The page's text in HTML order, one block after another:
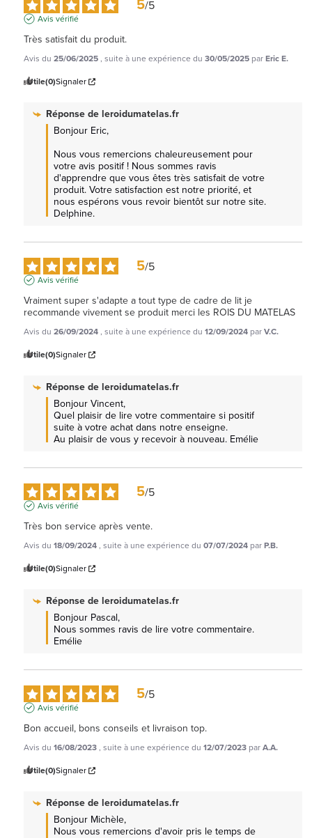
5/5
Avis vérifié
Très satisfait du produit.
Avis du 25/06/2025, suite à une expérience du 30/05/2025 parEric E.
Utile(0)Signaler
Réponse deleroidumatelas.fr
Bonjour Eric,
Nous vous remercions chaleureusement pour
votre avis positif ! Nous sommes ravis
d'apprendre que vous êtes très satisfait de votre
produit. Votre satisfaction est notre priorité, et
nous espérons vous revoir bientôt sur notre site.
Delphine.
5/5
Avis vérifié
Vraiment super s'adapte a tout type de cadre de lit je
recommande vivement se produit merci les ROIS DU MATELAS
Avis du 26/09/2024, suite à une expérience du 12/09/2024 parV.C.
Utile(0)Signaler
Réponse deleroidumatelas.fr
Bonjour Vincent,
Quel plaisir de lire votre commentaire si positif
suite à votre achat dans notre enseigne.
Au plaisir de vous y recevoir à nouveau. Emélie
5/5
Avis vérifié
Très bon service après vente.
Avis du 18/09/2024, suite à une expérience du 07/07/2024 parP.B.
Utile(0)Signaler
Réponse deleroidumatelas.fr
Bonjour Pascal,
Nous sommes ravis de lire votre commentaire.
Emélie
5/5
Avis vérifié
Bon accueil, bons conseils et livraison top.
Avis du 16/08/2023, suite à une expérience du 12/07/2023 parA.A.
Utile(0)Signaler
Réponse deleroidumatelas.fr
Bonjour Michèle,
Nous vous remercions d'avoir pris le temps de